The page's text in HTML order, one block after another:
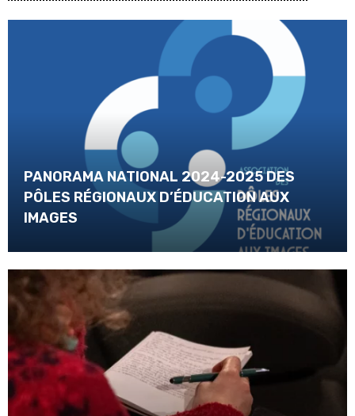
PANORAMA NATIONAL 2024-2025 DES
PÔLES RÉGIONAUX D’ÉDUCATION AUX
IMAGES